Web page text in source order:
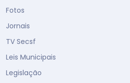
Fotos
Jornais
TV Secsf
Leis Municipais
Legislação